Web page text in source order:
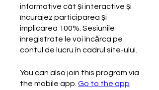
informative cât și interactive și
încurajez participarea și
implicarea 100%. Sesiunile
înregistrate le voi încărca pe
contul de lucru în cadrul site-ului.
You can also join this program via
the mobile app. Go to the app